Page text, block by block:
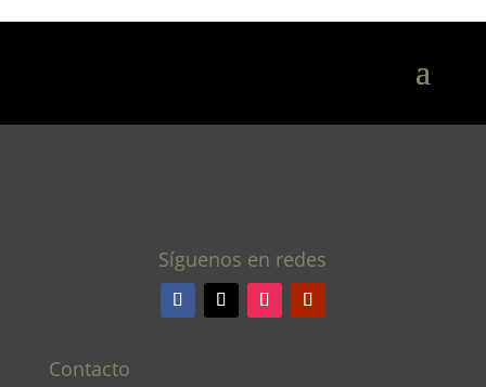
Síguenos en redes
Contacto